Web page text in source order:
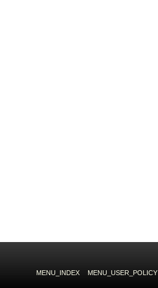
MENU_INDEX MENU_USER_POLICY